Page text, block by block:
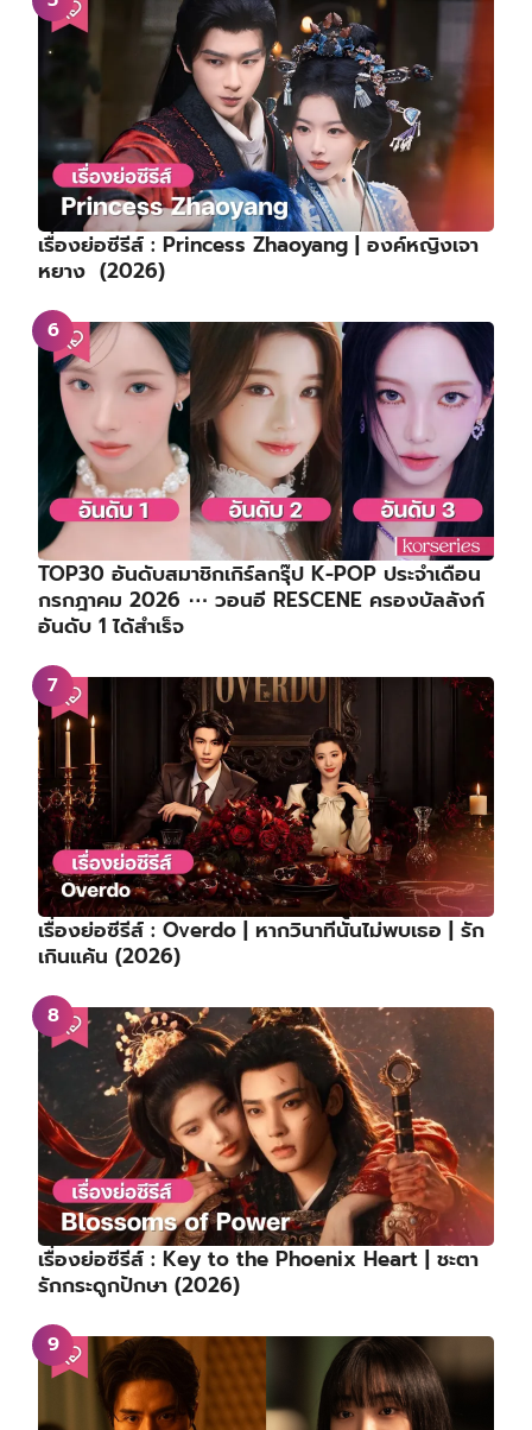
เรื่องย่อซีรีส์ : Princess Zhaoyang | องค์หญิงเจา
หยาง (2026)
TOP30 อันดับสมาชิกเกิร์ลกรุ๊ป K-POP ประจำเดือน
กรกฎาคม 2026 ⋯ วอนอี RESCENE ครองบัลลังก์
อันดับ 1 ได้สำเร็จ
เรื่องย่อซีรีส์ : Overdo | หากวินาทีนั้นไม่พบเธอ | รัก
เกินแค้น (2026)
เรื่องย่อซีรีส์ : Key to the Phoenix Heart | ชะตา
รักกระดูกปักษา (2026)